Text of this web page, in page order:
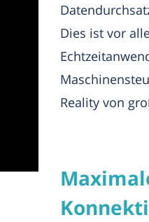
Dies ist vor
Reality von